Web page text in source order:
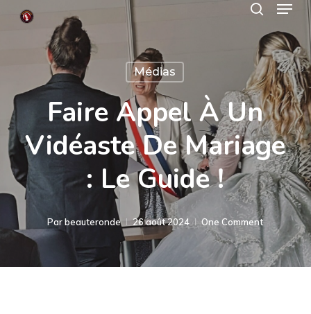
Skip
search
Médias
Faire Appel À Un
Vidéaste De Mariage
: Le Guide !
Par beauteronde 26 août 2024 One Comment
Close
Menu